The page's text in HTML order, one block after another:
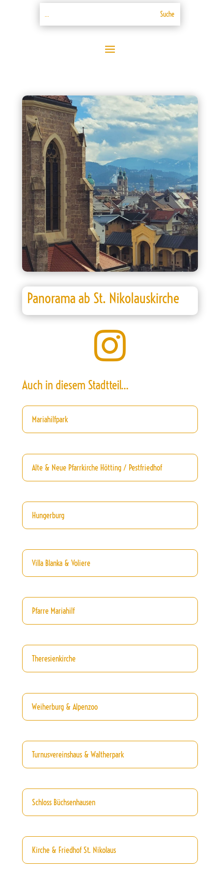
Panorama ab St. Nikolauskirche

Auch in diesem Stadtteil…
Mariahilfpark
Alte & Neue Pfarrkirche Hötting / Pestfriedhof
Hungerburg
Villa Blanka & Voliere
Pfarre Mariahilf
Theresienkirche
Weiherburg & Alpenzoo
Turnusvereinshaus & Waltherpark
Schloss Büchsenhausen
Kirche & Friedhof St. Nikolaus